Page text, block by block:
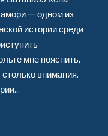
— одном из
истории среди
мне пояснить,
внимания.